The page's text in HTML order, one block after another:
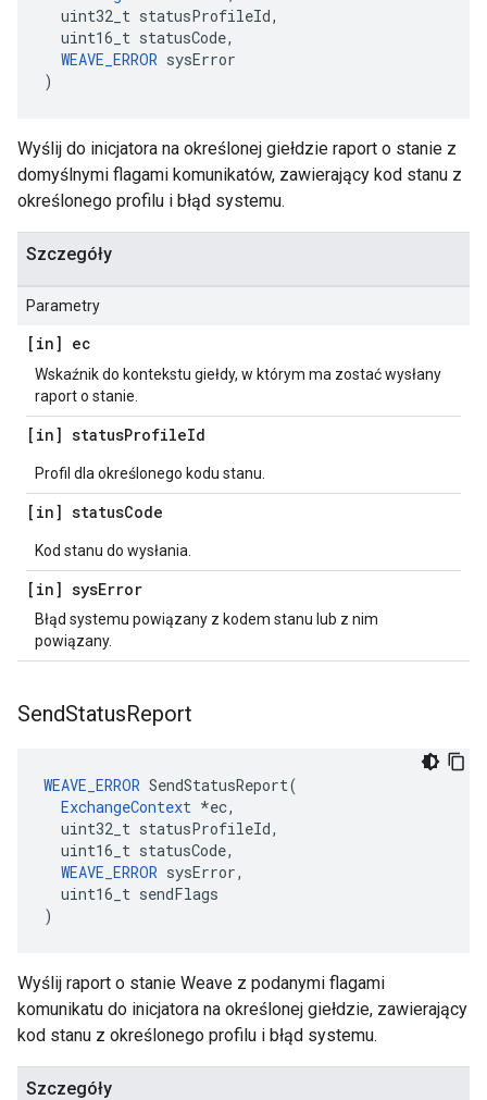
  uint32_t statusProfileId,
  uint16_t statusCode,
WEAVE_ERROR sysError
)
Wyślij do inicjatora na określonej giełdzie raport o stanie z
domyślnymi flagami komunikatów, zawierający kod stanu z
określonego profilu i błąd systemu.
Szczegóły
Parametry
[in] ec
Wskaźnik do kontekstu giełdy, w którym ma zostać wysłany
raport o stanie.
[in] statusProfileId
Profil dla określonego kodu stanu.
[in] statusCode
Kod stanu do wysłania.
[in] sysError
Błąd systemu powiązany z kodem stanu lub z nim
powiązany.
SendStatusReport
WEAVE_ERROR SendStatusReport(
ExchangeContext *ec,
  uint32_t statusProfileId,
  uint16_t statusCode,
WEAVE_ERROR sysError,
  uint16_t sendFlags
)
Wyślij raport o stanie Weave z podanymi flagami
komunikatu do inicjatora na określonej giełdzie, zawierający
kod stanu z określonego profilu i błąd systemu.
Szczegóły